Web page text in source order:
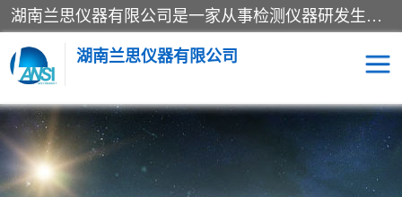
湖南兰思仪器有限公司是一家从事检测仪器研发生产销售和维修保养服务的综合型企业，产品符合国际标准可按需定制专业售前售后工程师，主要有门窗性能体验箱、门窗隔音展示箱、恒温恒湿试验箱、步入式恒温恒湿房、高低温试验箱、老化试验箱、老化试验房、恒温恒湿培养箱、水泥标准养护试验箱、电热鼓风干燥试验箱、真空干燥箱、工业烤箱、盐雾腐蚀试验箱等。
湖南兰思仪器有限公司
老化房 恒温恒湿试验箱